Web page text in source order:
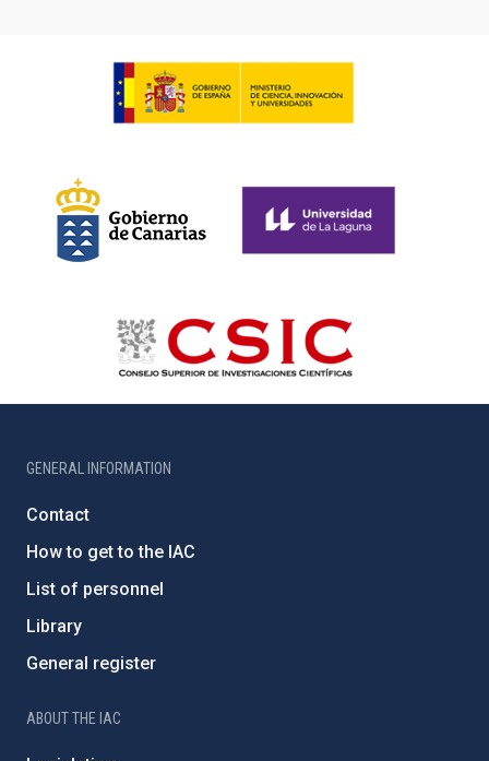
GENERAL INFORMATION
Contact
How to get to the IAC
List of personnel
Library
General register
ABOUT THE IAC